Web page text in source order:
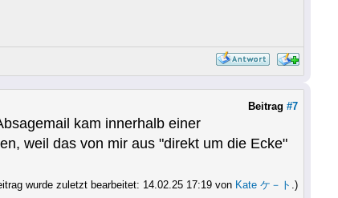
Beitrag #7
kam innerhalb einer
weil das von mir aus "direkt um die Ecke"
wurde zuletzt bearbeitet: 14.02.25 17:19 von Kate ケ－ト .)